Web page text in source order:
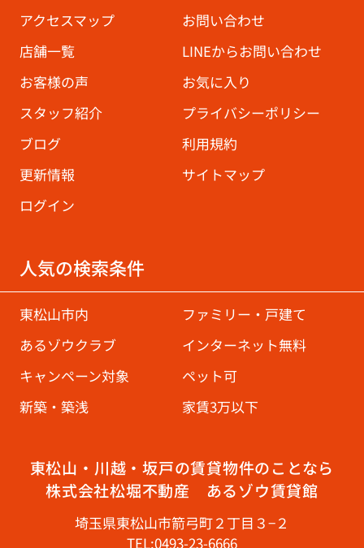
アクセスマップ
お問い合わせ
店舗一覧
LINEからお問い合わせ
お客様の声
お気に入り
スタッフ紹介
プライバシーポリシー
ブログ
利用規約
更新情報
サイトマップ
ログイン
人気の検索条件
東松山市内
ファミリー・戸建て
あるゾウクラブ
インターネット無料
キャンペーン対象
ペット可
新築・築浅
家賃3万以下
東松山・川越・坂戸の賃貸物件のことなら
株式会社松堀不動産 あるゾウ賃貸館
埼玉県東松山市箭弓町２丁目３−２
TEL:0493-23-6666